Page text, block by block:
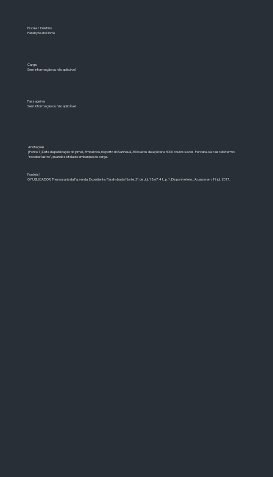
Escala / Destino
Parahyba do Norte
Carga
Sem informação ou não aplicável
Passageiros
Sem informação ou não aplicável
Anotações
[Fonte 1] Data da publicação do jornal., Embarcou, no porto do Sanhauá, 300 sacos de açúcar e 3000 couros secos. Percebe-se o uso do termo
"receber lastro", quando se fala do embarque de carga.
Fonte(s)
O PUBLICADOR. Thesouraria da Fazenda: Expediente. Parahyba do Norte. 31 de Jul. 1867. 4 f., p. 1. Disponível em: . Acesso em: 19 jul. 2017.